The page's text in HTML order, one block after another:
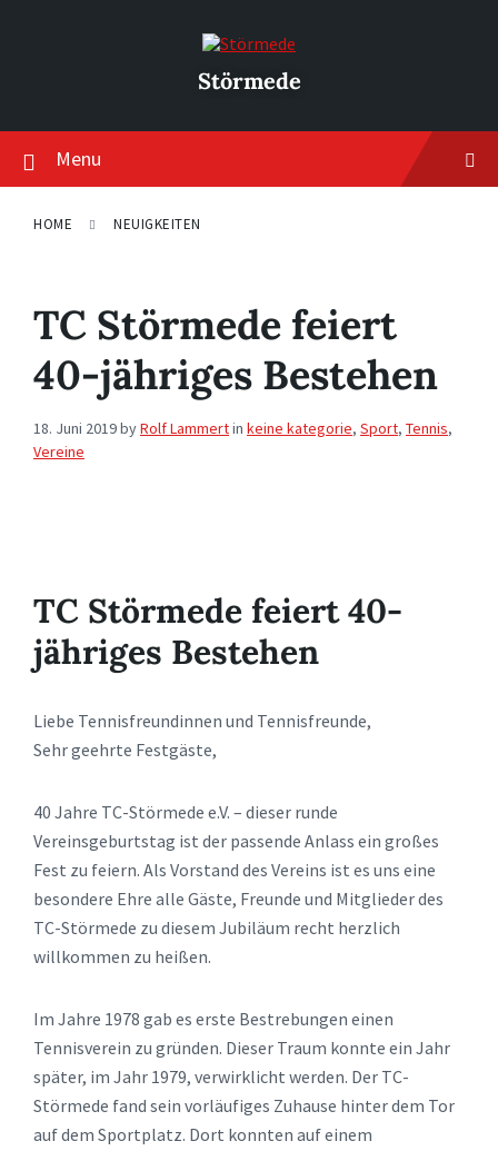
Störmede
Menu
HOME NEUIGKEITEN
TC Störmede feiert
40-jähriges Bestehen
18. Juni 2019byRolf Lammertin keine kategorie, Sport, Tennis,
Vereine
TC Störmede feiert 40-
jähriges Bestehen
Liebe Tennisfreundinnen und Tennisfreunde,
Sehr geehrte Festgäste,
40 Jahre TC-Störmede e.V. – dieser runde
Vereinsgeburtstag ist der passende Anlass ein großes
Fest zu feiern. Als Vorstand des Vereins ist es uns eine
besondere Ehre alle Gäste, Freunde und Mitglieder des
TC-Störmede zu diesem Jubiläum recht herzlich
willkommen zu heißen.
Im Jahre 1978 gab es erste Bestrebungen einen
Tennisverein zu gründen. Dieser Traum konnte ein Jahr
später, im Jahr 1979, verwirklicht werden. Der TC-
Störmede fand sein vorläufiges Zuhause hinter dem Tor
auf dem Sportplatz. Dort konnten auf einem